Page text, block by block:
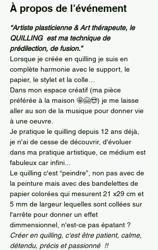
À propos de l'événement
“Artiste plasticienne & Art thérapeute, le
QUILLING  est ma technique de
prédilection, de fusion.”
Lorsque je créée en quilling je suis en
complète harmonie avec le support, le
papier, le stylet et la colle…
Dans mon espace créatif (ma pièce
préférée à la maison 🤩🤗😍) je me laisse
aller au son de la musique pour donner vie
à une oeuvre.
Je pratique le quilling depuis 12 ans déjà,
je n'ai de cesse de découvrir, d'évoluer
dans ma pratique artistique, ce médium est
fabuleux car infini...
Le quilling c'est “peindre”, non pas avec de
la peinture mais avec des bandelettes de
papier colorées qui mesurent 21 x29 cm et
5 mm de largeur lequelles sont collées sur
l'arrête pour donner un effet
dimmensionnel, n'est-ce pas épatant ?
Créer en quilling, c'est être patient, calme,
détendu, précis et passionné  !!